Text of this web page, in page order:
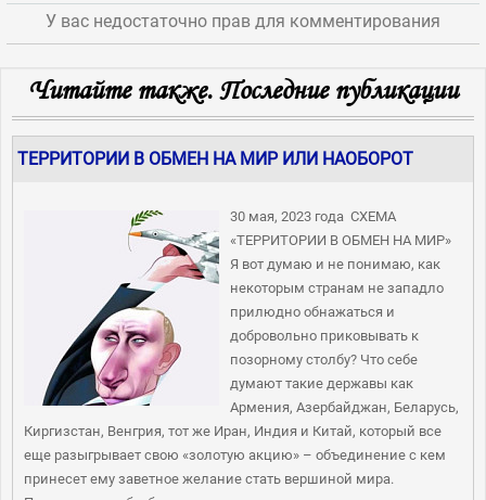
У вас недостаточно прав для комментирования
Читайте также. Последние публикации
ТЕРРИТОРИИ В ОБМЕН НА МИР ИЛИ НАОБОРОТ
30 мая, 2023 года СХЕМА
«ТЕРРИТОРИИ В ОБМЕН НА МИР»
Я вот думаю и не понимаю, как
некоторым странам не западло
прилюдно обнажаться и
добровольно приковывать к
позорному столбу? Что себе
думают такие державы как
Армения, Азербайджан, Беларусь,
Киргизстан, Венгрия, тот же Иран, Индия и Китай, который все
еще разыгрывает свою «золотую акцию» – объединение с кем
принесет ему заветное желание стать вершиной мира.